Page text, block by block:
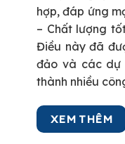
hợp, đáp ứng
– Chất lượng
Điều này đã
đảo và các dự
thành nhiều
XEM THÊM